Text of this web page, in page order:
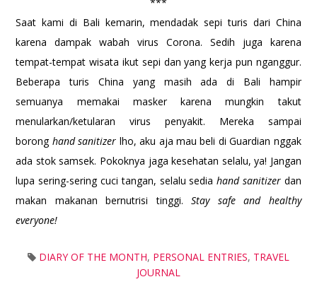
***
Saat kami di Bali kemarin, mendadak sepi turis dari China
karena dampak wabah virus Corona. Sedih juga karena
tempat-tempat wisata ikut sepi dan yang kerja pun nganggur.
Beberapa turis China yang masih ada di Bali hampir
semuanya memakai masker karena mungkin takut
menularkan/ketularan virus penyakit. Mereka sampai
borong hand sanitizer lho, aku aja mau beli di Guardian nggak
ada stok samsek. Pokoknya jaga kesehatan selalu, ya! Jangan
lupa sering-sering cuci tangan, selalu sediahand sanitizer dan
makan makanan bernutrisi tinggi.Stay safe and healthy
everyone!
DIARY OF THE MONTH, PERSONAL ENTRIES, TRAVEL
JOURNAL